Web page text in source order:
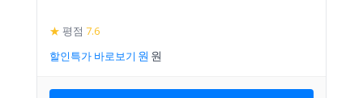
★ 평점 7.6
할인특가 바로보기